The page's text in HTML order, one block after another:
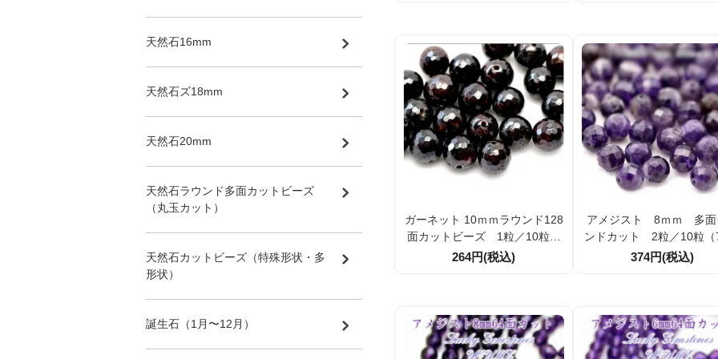
ガーネット 10ｍｍラウンド128
面カットビーズ 1粒／10粒割
引
264円(税込)
アメジスト 8ｍｍ 多面
ンドカット 2粒／10粒（
7887）
374円(税込)
天然石16mm
天然石ズ18mm
天然石20mm
天然石ラウンド多面カットビーズ
（丸玉カット）
天然石カットビーズ（特殊形状・多
形状）
誕生石（1月〜12月）